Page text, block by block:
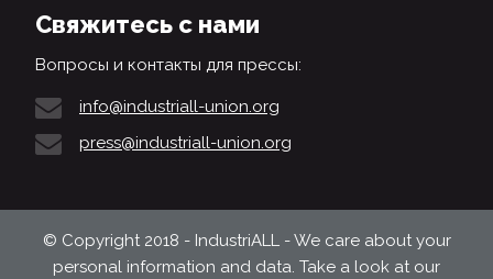
Свяжитесь с нами
Вопросы и контакты для прессы:
info@industriall-union.org
press@industriall-union.org
© Copyright 2018 - IndustriALL - We care about your
personal information and data. Take a look at our